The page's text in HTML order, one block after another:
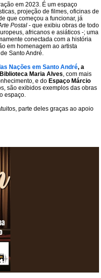
em 2023. É um espaço
projeção de filmes, oficinas de
que começou a funcionar, já
Postal - que exibiu obras de todo
africanos e asiáticos -; uma
conectada com a história
em homenagem ao artista
Santo André.
Nações em Santo André, a
Biblioteca Maria Alves, com mais
e do Espaço Márcio
são exibidos exemplos das obras
espaço.
parte deles graças ao apoio